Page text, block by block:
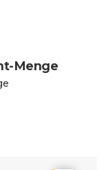
Menge